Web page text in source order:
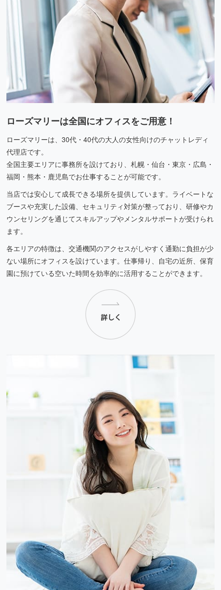
ローズマリーは全国にオフィスをご用意！
ローズマリーは、30代・40代の大人の女性向けのチャットレディ
代理店です。
全国主要エリアに事務所を設けており、札幌・仙台・東京・広島・
福岡・熊本・鹿児島でお仕事することが可能です。
当店では安心して成長できる場所を提供しています。ライベートな
ブースや充実した設備、セキュリティ対策が整っており、研修やカ
ウンセリングを通じてスキルアップやメンタルサポートが受けられ
ます。
各エリアの特徴は、交通機関のアクセスがしやすく通勤に負担が少
ない場所にオフィスを設けています。仕事帰り、自宅の近所、保育
園に預けている空いた時間を効率的に活用することができます。